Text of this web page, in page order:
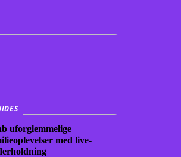
uforglemmelige
med live-